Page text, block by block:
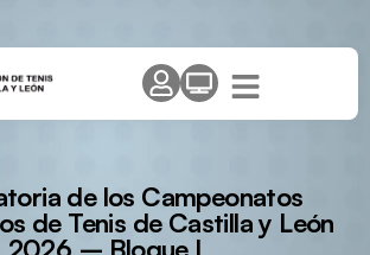
de los Campeonatos
de Tenis de Castilla y León
2026 – Bloque I